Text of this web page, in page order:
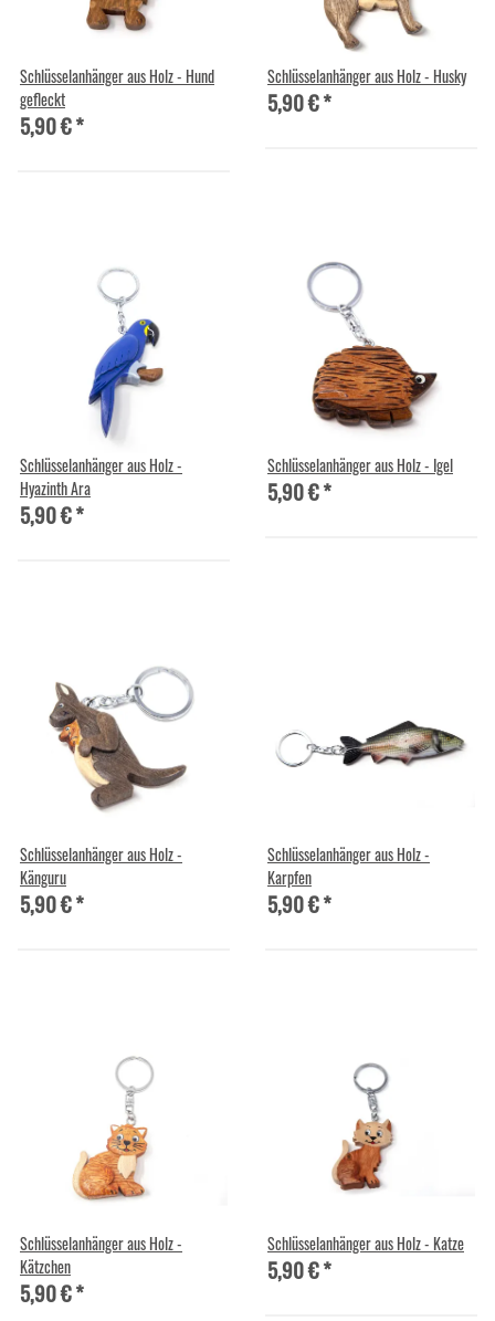
Schlüsselanhänger aus Holz - Hund
gefleckt
5,90 €*
Schlüsselanhänger aus Holz - Husky
5,90 €*
Schlüsselanhänger aus Holz -
Hyazinth Ara
5,90 €*
Schlüsselanhänger aus Holz - Igel
5,90 €*
Schlüsselanhänger aus Holz -
Känguru
5,90 €*
Schlüsselanhänger aus Holz -
Karpfen
5,90 €*
Schlüsselanhänger aus Holz -
Kätzchen
5,90 €*
Schlüsselanhänger aus Holz - Katze
5,90 €*